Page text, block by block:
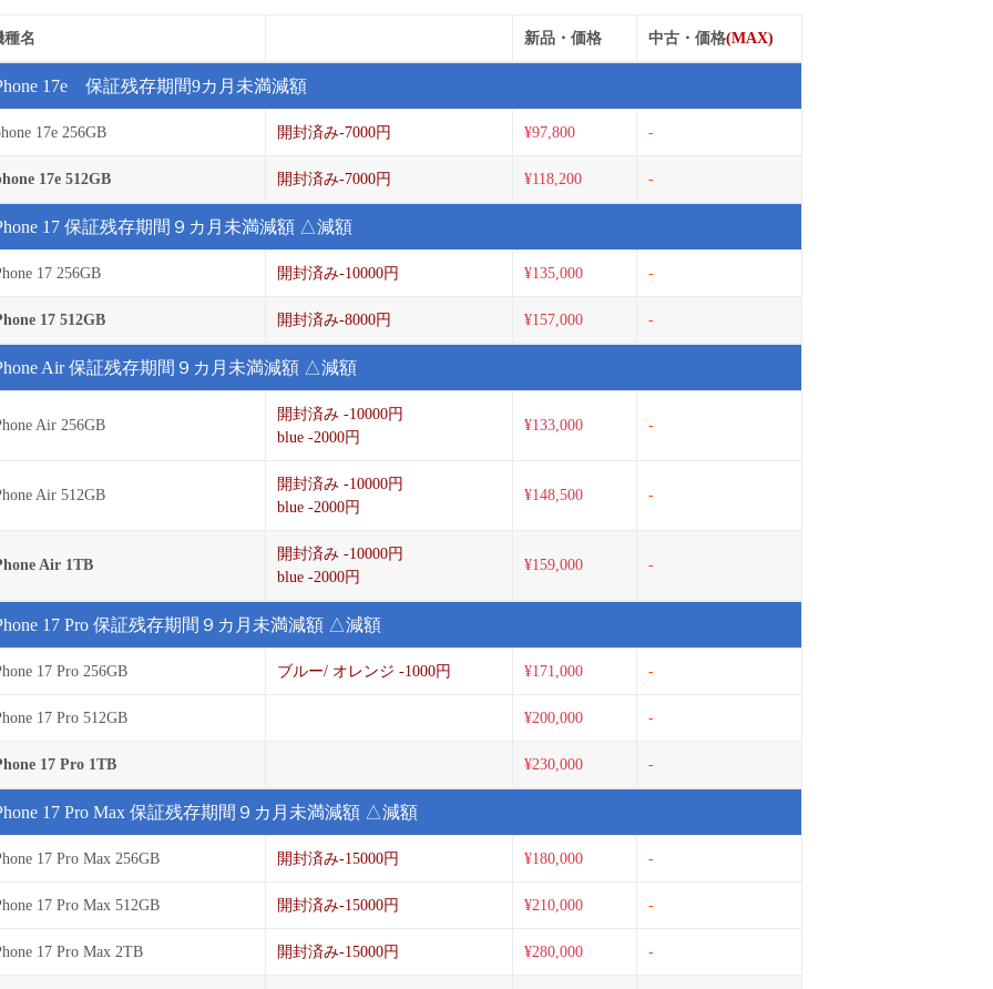
種名 新品・価格 中古・価格(MAX)
17e 保証残存期間9カ月未満減額
17e 256GB 開封済み-7000円 ¥97,800 -
17e 512GB 開封済み-7000円 ¥118,200 -
17 保証残存期間９カ月未満減額 △減額
17 256GB 開封済み-10000円 ¥135,000 -
17 512GB 開封済み-8000円 ¥157,000 -
Air 保証残存期間９カ月未満減額 △減額
Air 256GB
開封済み -10000円
blue -2000円
¥133,000 -
Air 512GB
開封済み -10000円
blue -2000円
¥148,500 -
Air 1TB
開封済み -10000円
blue -2000円
¥159,000 -
17 Pro 保証残存期間９カ月未満減額 △減額
17 Pro 256GB ブルー/ オレンジ -1000円 ¥171,000 -
17 Pro 512GB ¥200,000 -
17 Pro 1TB ¥230,000 -
17 Pro Max 保証残存期間９カ月未満減額 △減額
17 Pro Max 256GB 開封済み-15000円 ¥180,000 -
17 Pro Max 512GB 開封済み-15000円 ¥210,000 -
17 Pro Max 2TB 開封済み-15000円 ¥280,000 -